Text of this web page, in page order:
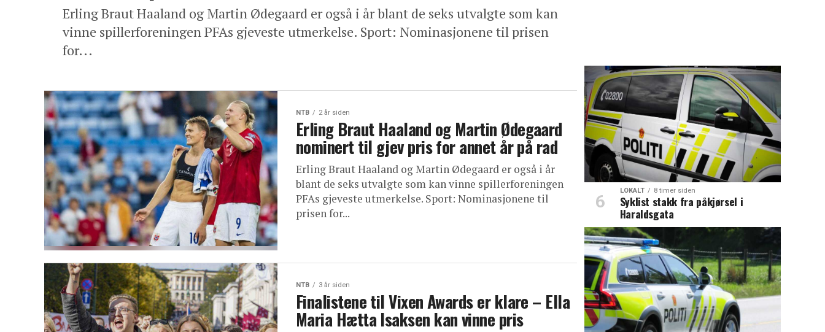
Erling Braut Haaland og Martin Ødegaard er også i år blant de seks utvalgte som kan
vinne spillerforeningen PFAs gjeveste utmerkelse. Sport: Nominasjonene til prisen
for...
NTB 2 år siden
Erling Braut Haaland og Martin Ødegaard
nominert til gjev pris for annet år på rad
Erling Braut Haaland og Martin Ødegaard er også i år
blant de seks utvalgte som kan vinne spillerforeningen
PFAs gjeveste utmerkelse. Sport: Nominasjonene til
prisen for...
NTB 3 år siden
Finalistene til Vixen Awards er klare – Ella
Maria Hætta Isaksen kan vinne pris
LOKALT 8 timer siden
Syklist stakk fra påkjørsel i
Haraldsgata